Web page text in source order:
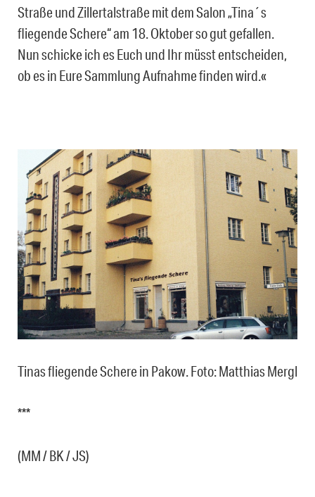
Straße und Zillertalstraße mit dem Salon „Tina´s
fliegende Schere“ am 18. Oktober so gut gefallen.
Nun schicke ich es Euch und Ihr müsst entscheiden,
ob es in Eure Sammlung Aufnahme finden wird.«
Tinas fliegende Schere in Pakow. Foto: Matthias Mergl
***
(MM / BK / JS)